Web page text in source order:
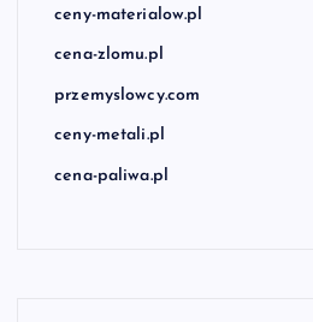
ceny-materialow.pl
cena-zlomu.pl
przemyslowcy.com
ceny-metali.pl
cena-paliwa.pl